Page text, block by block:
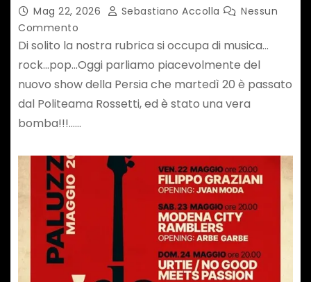
Mag 22, 2026 Sebastiano Accolla
Nessun
Commento
Di solito la nostra rubrica si occupa di musica…
rock…pop…Oggi parliamo piacevolmente del
nuovo show della Persia che martedì 20 è passato
dal Politeama Rossetti, ed è stato una vera
bomba!!!……